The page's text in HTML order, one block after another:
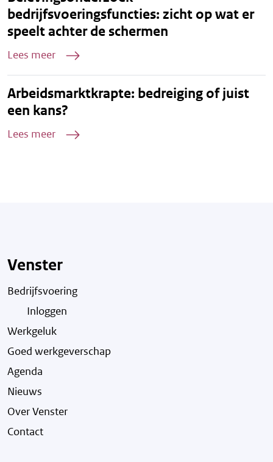
bedrijfsvoeringsfuncties: zicht op wat er
speelt achter de schermen
Lees meer
Arbeidsmarktkrapte: bedreiging of juist
een kans?
Lees meer
Venster
Bedrijfsvoering
Inloggen
Werkgeluk
Goed werkgeverschap
Agenda
Nieuws
Over Venster
Contact